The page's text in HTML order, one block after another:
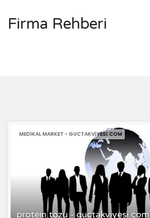
Firma Rehberi
protein tozu - guctakviyesi.com
MEDIKAL MARKET - GUCTAKVIYESI.COM